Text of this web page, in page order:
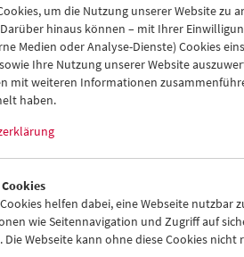
Himmel
Schönste,
"Jenseits
Lernauftrag
mitten
Mensch
eine
1. Auflage:
Doppel-DVD:
um die Nutzung unserer Website zu
hinaus können – mit Ihrer
Medien oder Analyse-Dienste) Cookies
Ihre Nutzung unserer Website
mit weiteren Informationen
haben.
helfen dabei, eine Webseite nutzbar
wie Seitennavigation und Zugriff auf
Die Webseite kann ohne diese Cookies